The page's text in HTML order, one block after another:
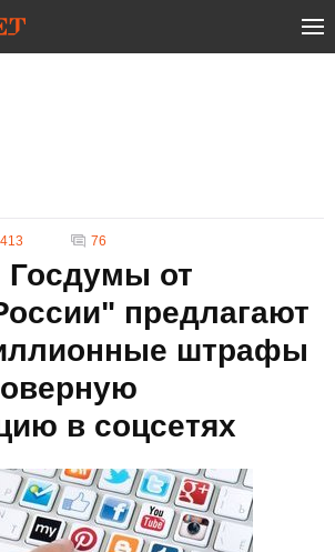
76
Госдумы от
предлагают
штрафы
в соцсетях